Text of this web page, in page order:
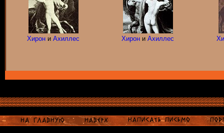
Хирон и Ахиллес Хирон и Ахиллес